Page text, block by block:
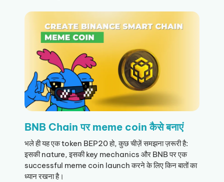
BNB Chain पर meme coin कैसे बनाएं
भले ही यह एक token BEP20 हो, कुछ चीज़ें समझना ज़रूरी है:
इसकी nature, इसकी key mechanics और BNB पर एक
successful meme coin launch करने के लिए किन बातों का
ध्यान रखना है।